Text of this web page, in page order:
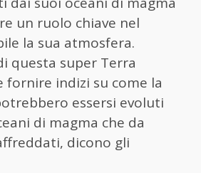
un ruolo chiave nel
la sua atmosfera.
questa super Terra
fornire indizi su come la
essersi evoluti
di magma che da
dicono gli